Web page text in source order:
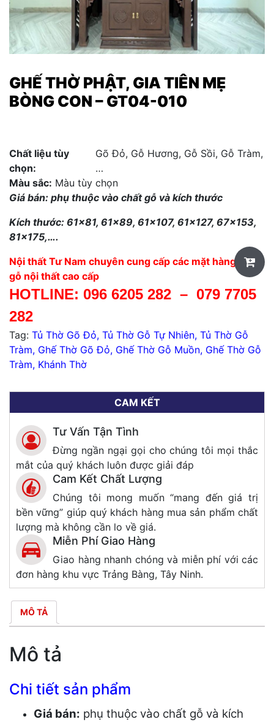
GHẾ THỜ PHẬT, GIA TIÊN MẸ
BÒNG CON – GT04-010
Chất liệu tùy
chọn:
Gõ Đỏ, Gỗ Hương, Gỗ Sồi, Gỗ Tràm,
…
Màu sắc: Màu tùy chọn
Giá bán: phụ thuộc vào chất gỗ và kích thước
Kích thước: 61×81, 61×89, 61×107, 61×127, 67×153,
81×175,….
Nội thất Tư Nam chuyên cung cấp các mặt hàng đồ
gỗ nội thất cao cấp
HOTLINE: 096 6205 282 – 079 7705
282
Tag: Tủ Thờ Gõ Đỏ, Tủ Thờ Gỗ Tự Nhiên, Tủ Thờ Gỗ
Tràm, Ghế Thờ Gõ Đỏ, Ghế Thờ Gỗ Muồn, Ghế Thờ Gỗ
Tràm, Khánh Thờ
CAM KẾT
Tư Vấn Tận Tình
Đừng ngần ngại gọi cho chúng tôi mọi thắc
mắt của quý khách luôn được giải đáp
Cam Kết Chất Lượng
Chúng tôi mong muốn “mang đến giá trị
bền vững” giúp quý khách hàng mua sản phẩm chất
lượng mà không cần lo về giá.
Miễn Phí Giao Hàng
Giao hàng nhanh chóng và miễn phí với các
đơn hàng khu vực Trảng Bàng, Tây Ninh.
MÔ TẢ
Mô tả
Chi tiết sản phẩm
Giá bán: phụ thuộc vào chất gỗ và kích